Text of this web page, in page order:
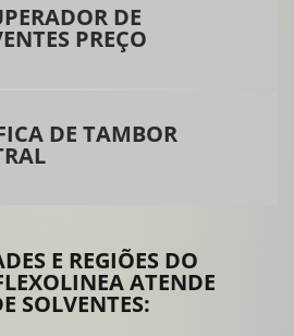
central
flexográfica
DE
PREÇO
DE TAMBOR
E REGIÕES DO
ATENDE
SOLVENTES: